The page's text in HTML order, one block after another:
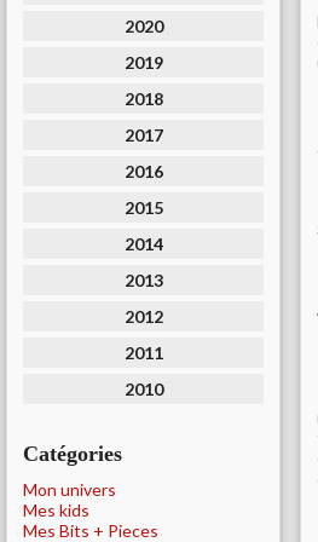
2020
2019
2018
2017
2016
2015
2014
2013
2012
2011
2010
Catégories
Mon univers
Mes kids
Mes Bits + Pieces